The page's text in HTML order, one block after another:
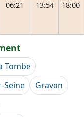
06:21 13:54 18:00
Tombe
Seine
Gravon